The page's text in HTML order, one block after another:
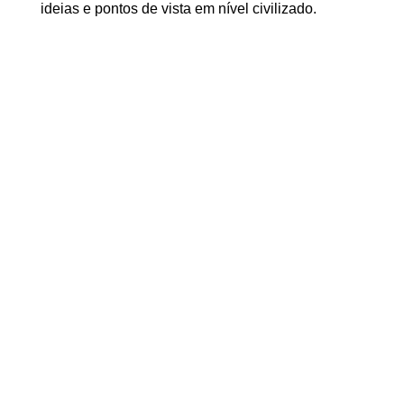
ideias e pontos de vista em nível civilizado.